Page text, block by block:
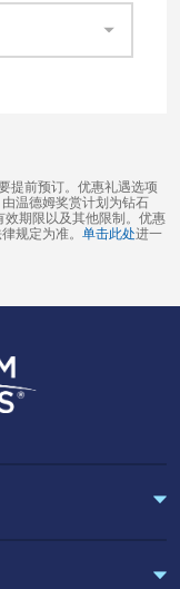
提前预订。优惠礼遇选项
温德姆奖赏计划为钻石
效期限以及其他限制。优惠
规定为准。 单击此处进一